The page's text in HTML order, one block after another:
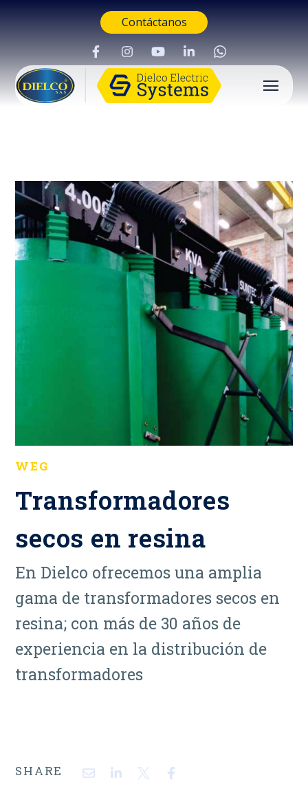
Contáctanos
WEG
Transformadores
secos en resina
En Dielco ofrecemos una amplia
gama de transformadores secos en
resina; con más de 30 años de
experiencia en la distribución de
transformadores
SHARE